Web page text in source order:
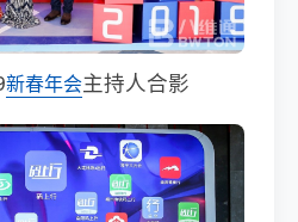
新春年会主持人合影